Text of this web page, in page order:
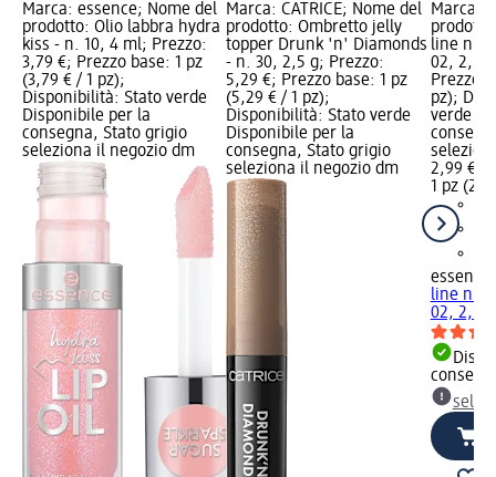
Marca: essence; Nome del
prodotto: Olio labbra hydra
kiss - n. 10, 4 ml; Prezzo:
3,79 €; Prezzo base: 1 pz
(3,79 € / 1 pz);
Disponibilità: Stato verde
Disponibile per la
consegna, Stato grigio
seleziona il negozio dm
Marca: CATRICE; Nome del
prodotto: Ombretto jelly
topper Drunk 'n' Diamonds
- n. 30, 2,5 g; Prezzo:
5,29 €; Prezzo base: 1 pz
(5,29 € / 1 pz);
Disponibilità: Stato verde
Disponibile per la
consegna, Stato grigio
seleziona il negozio dm
Marca:
line n'
02, 2,5
Prezzo
pz);
verde
2,99 €
1 pz
essence
line n'
02, 2,5